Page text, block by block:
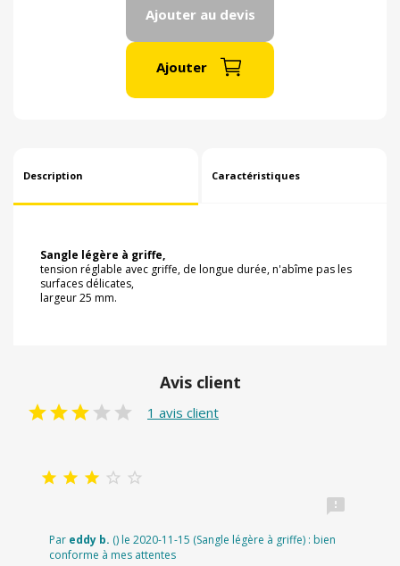
Ajouter au devis
Ajouter
Description Caractéristiques
Sangle légère à griffe,
tension réglable avec griffe, de longue durée, n'abîme pas les
surfaces délicates,
largeur 25 mm.
Avis client
1 avis client
    

Par eddy b. () le 2020-11-15 (Sangle légère à griffe) : bien
conforme à mes attentes